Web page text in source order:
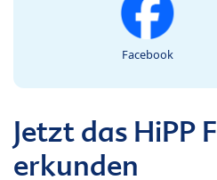
Facebook
Jetzt das HiPP
erkunden